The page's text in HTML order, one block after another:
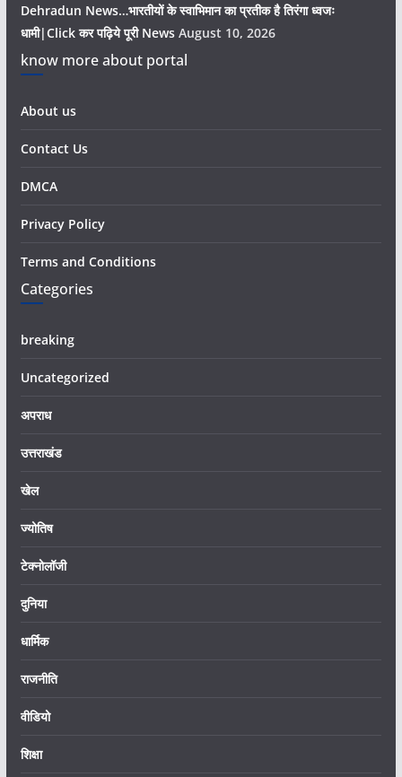
Dehradun News…भारतीयों के स्वाभिमान का प्रतीक है तिरंगा ध्वजः
धामी|Click कर पढ़िये पूरी News August 10, 2026
know more about portal
About us
Contact Us
DMCA
Privacy Policy
Terms and Conditions
Categories
breaking
Uncategorized
अपराध
उत्तराखंड
खेल
ज्योतिष
टेक्नोलॉजी
दुनिया
धार्मिक
राजनीति
वीडियो
शिक्षा